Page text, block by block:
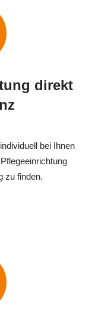
direkt
bei Ihnen
zu finden.